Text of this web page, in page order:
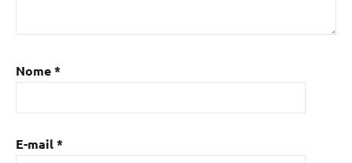
de
com
madeira
mesa
Nome*
E-mail*